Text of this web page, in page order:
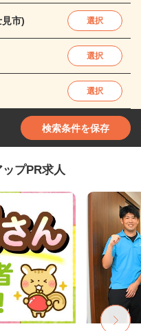
市) 選択
選択
選択
検索条件を保存
プPR求人